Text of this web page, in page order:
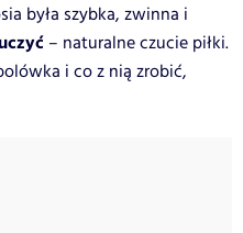
była szybka, zwinna i
– naturalne czucie piłki.
i co z nią zrobić,